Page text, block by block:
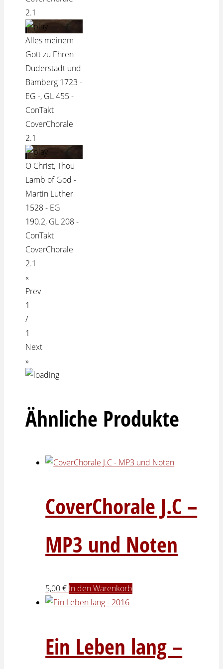
2.1
Alles meinem
Gott zu Ehren -
Duderstadt und
Bamberg 1723 -
EG -, GL 455 -
ConTakt
CoverChorale
2.1
O Christ, Thou
Lamb of God -
Martin Luther
1528 - EG
190.2, GL 208 -
ConTakt
CoverChorale
2.1
«
Prev
1
/
1
Next
»
Ähnliche Produkte
CoverChorale J.C –
MP3 und Noten
5,00€ In den Warenkorb
Ein Leben lang –